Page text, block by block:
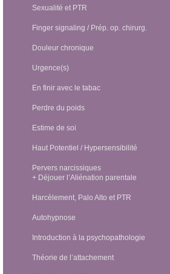
Sexualité et PTR
Finger signaling / Prép. op. chirurg.
Douleur chronique
Urgence(s)
En finir avec le tabac
Perdre du poids
Estime de soi
Haut Potentiel / Hypersensibilité
Pervers narcissiques
+ Déjouer l’Aliénation parentale
Harcèlement, Palo Alto et PTR
Autohypnose
Introduction à la psychopathologie
Théorie de l’attachement